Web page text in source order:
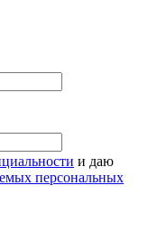
и даю
персональных